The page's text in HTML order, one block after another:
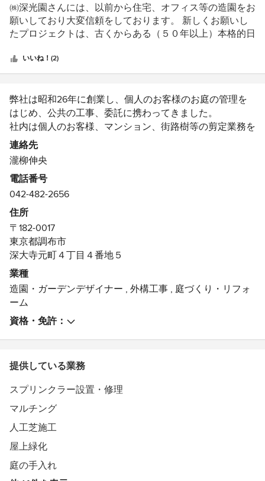
評
価：
5
中
5
㈱深光園さんには、以前から住宅、オフィス等の造園をお
願いしており大変信頼をしております。 新しくお願いし
たプロジェクトは、古くからある（５０年以上）本格的日
おい㋨する、作為のない自然な感じのオリジナルのランド
ンドスケープデザインを完成させていただきました。
作り、岩のゴツゴツした自然な傾斜が、昔からそこに在っ
たように作ってもらいました。お客様にも、エントランス
の顔としてとても気に入ってもらえました。実はこのデザ
インは、Houzｚで見つけた写真をお客様と共有をして、
スムーズにデザインを進めることができました。
いいね！(2)
弊社は昭和26年に創業し、個人のお客様のお庭の管理を
はじめ、公共の工事、委託に携わってきました。
社内は個人のお客様、マンション、街路樹等の剪定業務を
中心に行う管理部門と民間の外構工事、公共工事などの造
園土木の業務を施工する施工管理部門に大きく分けられて
います。
積極的に若い人材を雇用し、長年培ってきた伝統的な技術
を学ばせ、守るとともに、新たな技術を積極的に学び、取
り入れ次世代の人材を育てるのが会社の方針です。そのた
め、会社を構成する社員の平均年齢は若く、社員の2／3
が20代～30代であり非常に機動力と活気があるのが会社
の特徴です。
連絡先
瀧柳伸央
電話番号
042-482-2656
住所
〒182-0017
東京都調布市
深大寺元町４丁目４番地５
業種
造園・ガーデンデザイナー , 外構工事 , 庭づくり・リフォ
ーム
資格・免許：
提供している業務
スプリンクラー設置・修理
マルチング
人工芝施工
屋上緑化
庭の手入れ